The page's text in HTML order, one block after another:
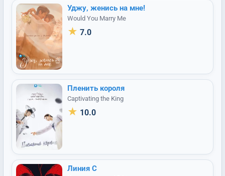
Уджу, женись на мне!
Would You Marry Me
★ 7.0
Пленить короля
Captivating the King
★ 10.0
Линия С